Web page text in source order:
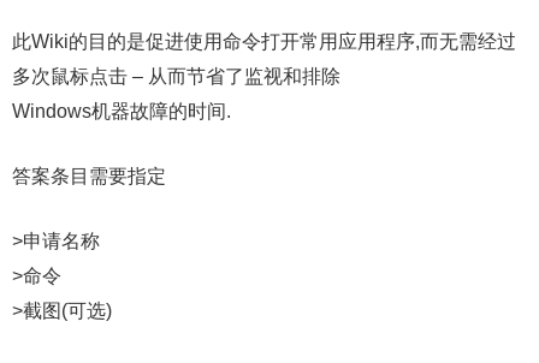
此Wiki的目的是促进使用命令打开常用应用程序,而无需经过
多次鼠标点击 – 从而节省了监视和排除
Windows机器故障的时间.
答案条目需要指定
>申请名称
>命令
>截图(可选)